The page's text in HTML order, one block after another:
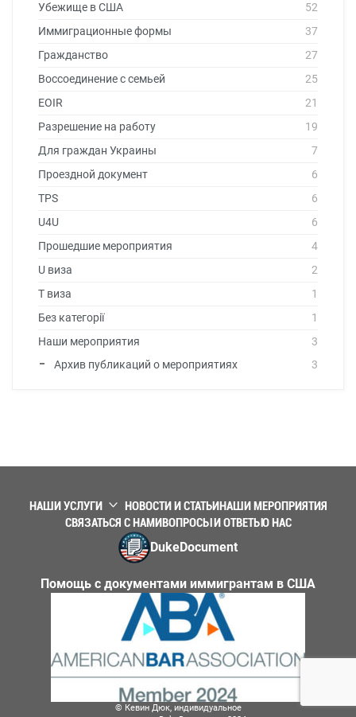
Убежище в США
52
Иммиграционные формы
37
Гражданство
27
Воссоединение с семьей
25
EOIR
21
Разрешение на работу
19
Для граждан Украины
7
Проездной документ
6
TPS
6
U4U
6
Прошедшие мероприятия
4
U виза
2
T виза
1
Без категорії
1
Наши мероприятия
3
Архив публикаций о мероприятиях
3
НАШИ УСЛУГИ НОВОСТИ И СТАТЬИ НАШИ МЕРОПРИЯТИЯ
СВЯЗАТЬСЯ С НАМИ ВОПРОСЫ И ОТВЕТЫ О НАС
DukeDocument
Помощь с документами иммигрантам в США
© Кевин Дюк, индивидуальное